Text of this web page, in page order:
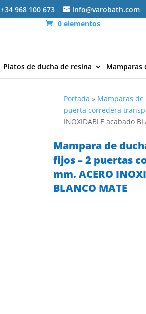
+34 968 100 673 info@varobath.com
0 elementos
Platos de ducha de resina Mamparas
Portada » Mamparas de
puerta corredera
INOXIDABLE acabado
Mampara de
fijos – 2 puertas
mm. ACERO
BLANCO MATE